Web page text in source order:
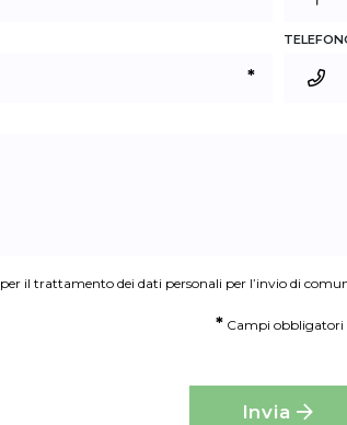
*
per il trattamento dei dati personali per l’invio di
* Campi obbligatori
Invia